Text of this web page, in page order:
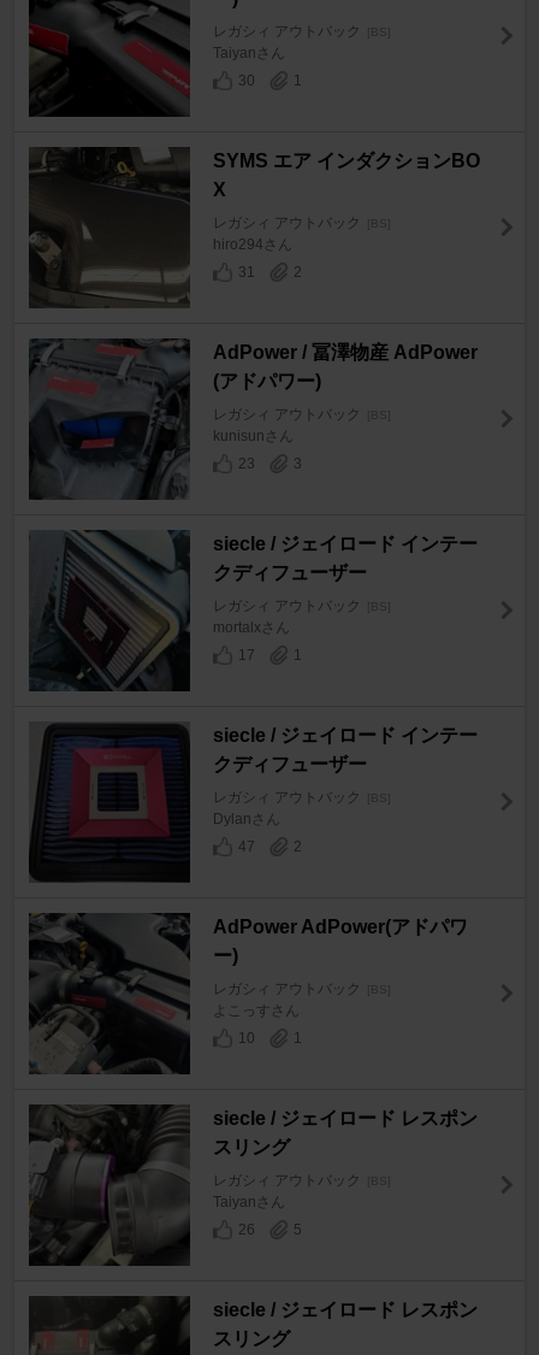
レガシィ アウトバック [BS]
Taiyanさん
30
1
SYMS エア インダクションBO
X
レガシィ アウトバック [BS]
hiro294さん
31
2
AdPower / 冨澤物産 AdPower
(アドパワー)
レガシィ アウトバック [BS]
kunisunさん
23
3
siecle / ジェイロード インテー
クディフューザー
レガシィ アウトバック [BS]
mortalxさん
17
1
siecle / ジェイロード インテー
クディフューザー
レガシィ アウトバック [BS]
Dylanさん
47
2
AdPower AdPower(アドパワ
ー)
レガシィ アウトバック [BS]
よこっすさん
10
1
siecle / ジェイロード レスポン
スリング
レガシィ アウトバック [BS]
Taiyanさん
26
5
siecle / ジェイロード レスポン
スリング